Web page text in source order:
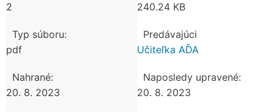
2
240.24 KB
Typ súboru:
pdf
Predávajúci
Učiteľka AĎA
Nahrané:
20. 8. 2023
Naposledy upravené:
20. 8. 2023